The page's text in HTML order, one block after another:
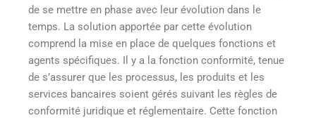
de se mettre en phase avec leur évolution dans le
temps. La solution apportée par cette évolution
comprend la mise en place de quelques fonctions et
agents spécifiques. Il y a la fonction conformité, tenue
de s’assurer que les processus, les produits et les
services bancaires soient gérés suivant les règles de
conformité juridique et réglementaire. Cette fonction